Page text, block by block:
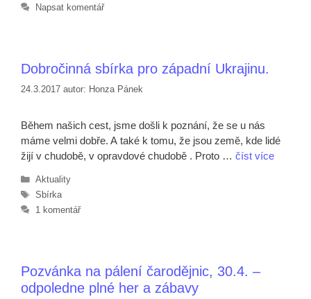
Napsat komentář
Dobročinná sbírka pro západní Ukrajinu.
24.3.2017 autor: Honza Pánek
Během našich cest, jsme došli k poznání, že se u nás
máme velmi dobře. A také k tomu, že jsou země, kde lidé
žijí v chudobě, v opravdové chudobě . Proto … číst více
Rubriky
Aktuality
Štítky
Sbírka
1 komentář
Pozvánka na pálení čarodějnic, 30.4. –
odpoledne plné her a zábavy